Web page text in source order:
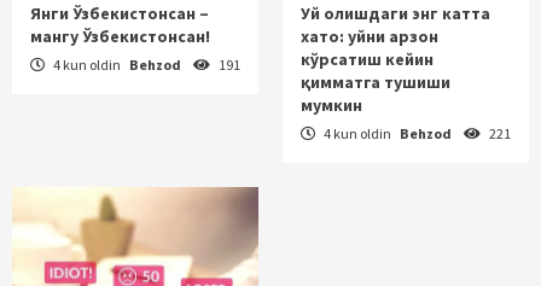
Янги Ўзбекистонсан –
мангу Ўзбекистонсан!
4 kun oldin Behzod 191
Уй олишдаги энг катта
хато: уйни арзон
кўрсатиш кейин
қимматга тушиши
мумкин
4 kun oldin Behzod 221